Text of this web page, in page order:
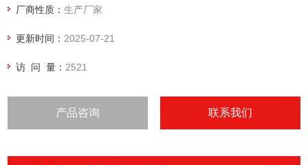
5、HG/T?3330绝缘漆漆膜击穿强度测定法
厂商性质：生产厂家
更新时间： 2025-07-21
访 问 量： 2521
产品咨询 联系我们